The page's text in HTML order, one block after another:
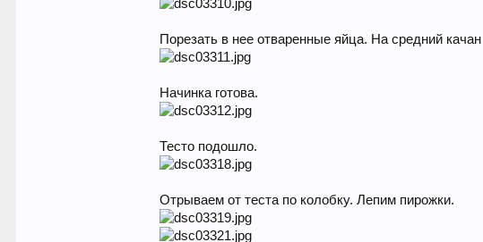
Порезать в нее отваренные яйца. На средний
Начинка готова.
Тесто подошло.
Отрываем от теста по колобку. Лепим пирожки.